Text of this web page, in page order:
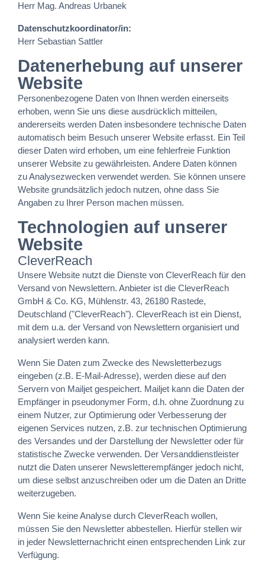
Herr Mag. Andreas Urbanek
Datenschutzkoordinator/in:
Herr Sebastian Sattler
Datenerhebung auf unserer
Website
Personenbezogene Daten von Ihnen werden einerseits
erhoben, wenn Sie uns diese ausdrücklich mitteilen,
andererseits werden Daten insbesondere technische Daten
automatisch beim Besuch unserer Website erfasst. Ein Teil
dieser Daten wird erhoben, um eine fehlerfreie Funktion
unserer Website zu gewährleisten. Andere Daten können
zu Analysezwecken verwendet werden. Sie können unsere
Website grundsätzlich jedoch nutzen, ohne dass Sie
Angaben zu Ihrer Person machen müssen.
Technologien auf unserer
Website
CleverReach
Unsere Website nutzt die Dienste von CleverReach für den
Versand von Newslettern. Anbieter ist die CleverReach
GmbH & Co. KG, Mühlenstr. 43, 26180 Rastede,
Deutschland ("CleverReach"). CleverReach ist ein Dienst,
mit dem u.a. der Versand von Newslettern organisiert und
analysiert werden kann.
Wenn Sie Daten zum Zwecke des Newsletterbezugs
eingeben (z.B. E-Mail-Adresse), werden diese auf den
Servern von Mailjet gespeichert. Mailjet kann die Daten der
Empfänger in pseudonymer Form, d.h. ohne Zuordnung zu
einem Nutzer, zur Optimierung oder Verbesserung der
eigenen Services nutzen, z.B. zur technischen Optimierung
des Versandes und der Darstellung der Newsletter oder für
statistische Zwecke verwenden. Der Versanddienstleister
nutzt die Daten unserer Newsletterempfänger jedoch nicht,
um diese selbst anzuschreiben oder um die Daten an Dritte
weiterzugeben.
Wenn Sie keine Analyse durch CleverReach wollen,
müssen Sie den Newsletter abbestellen. Hierfür stellen wir
in jeder Newsletternachricht einen entsprechenden Link zur
Verfügung.